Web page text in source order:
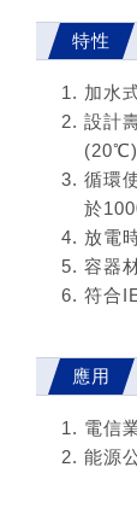
特性
加水
設計
(20℃)
循環
於
放電
容器
符合
應用
電信
能源